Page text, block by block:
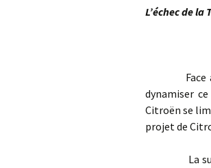
L’échec de la
Face aux
dynamiser
Citroën se
projet de
La survie